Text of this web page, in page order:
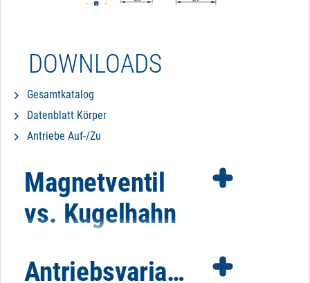
DOWNLOADS
Gesamtkatalog
Datenblatt Körper
Antriebe Auf-/Zu
Magnetventil
vs. Kugelhahn
Es gibt bestimmte Faktoren, die für oder gegen den
Antriebsvarianten